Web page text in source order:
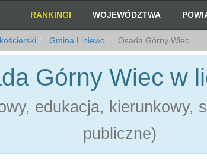
RANKINGI WOJEWÓDZTWA
Gmina Liniewo Osada Górny Wiec
Górny Wiec w
edukacja, kierunkowy,
publiczne)